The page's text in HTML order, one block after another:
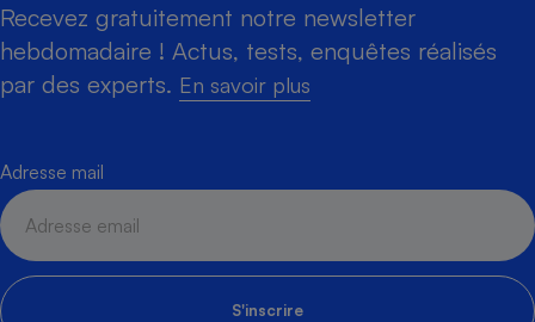
Recevez gratuitement notre newsletter
hebdomadaire ! Actus, tests, enquêtes réalisés
par des experts. En savoir plus
Adresse mail
S'inscrire